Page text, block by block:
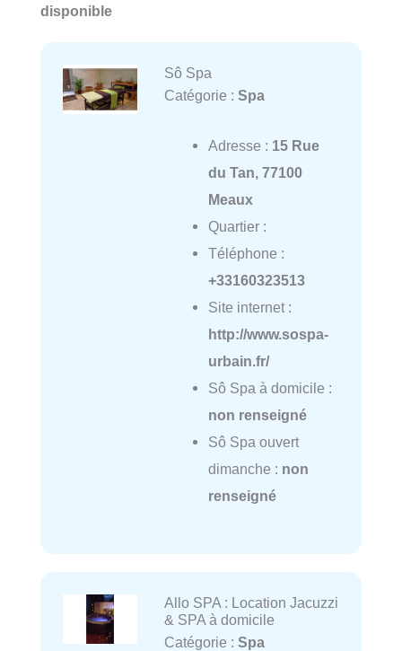
disponible
Sô Spa
Catégorie : Spa
Adresse : 15 Rue
du Tan, 77100
Meaux
Quartier :
Téléphone :
+33160323513
Site internet :
http://www.sospa-
urbain.fr/
Sô Spa à domicile :
non renseigné
Sô Spa ouvert
dimanche : non
renseigné
Allo SPA : Location Jacuzzi
& SPA à domicile
Catégorie : Spa